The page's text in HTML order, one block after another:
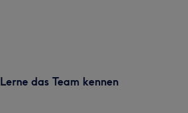
Lerne das Team kennen